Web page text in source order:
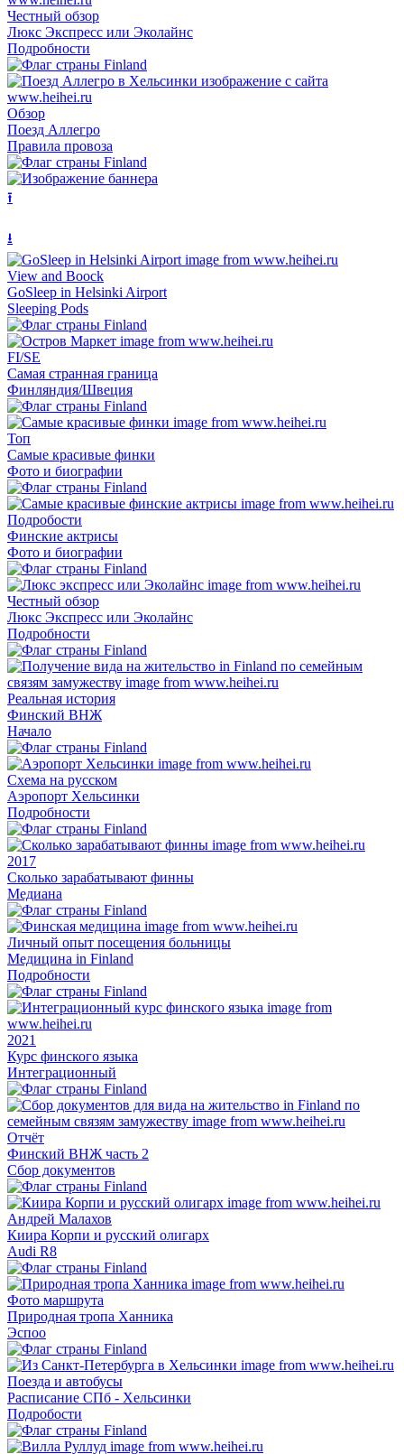
Честный обзор
Люкс Экспресс или Эколайнс
Подробности
Обзор
Поезд Аллегро
Правила провоза
⭱
⭳
View and Boock
GoSleep in Helsinki Airport
Sleeping Pods
FI/SE
Самая странная граница
Финляндия/Швеция
Топ
Самые красивые финки
Фото и биографии
Подробости
Финские актрисы
Фото и биографии
Честный обзор
Люкс Экспресс или Эколайнс
Подробности
Реальная история
Финский ВНЖ
Начало
Схема на русском
Аэропорт Хельсинки
Подробности
2017
Сколько зарабатывают финны
Медиана
Личный опыт посещения больницы
Медицина in Finland
Подробности
2021
Курс финского языка
Интеграционный
Отчёт
Финский ВНЖ часть 2
Сбор документов
Андрей Малахов
Киира Корпи и русский олигарх
Audi R8
Фото маршрута
Природная тропа Ханника
Эспоо
Поезда и автобусы
Расписание СПб - Хельсинки
Подробости